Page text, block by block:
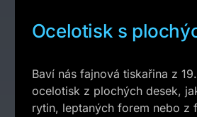
Ocelotisk s
Baví nás fajnová tiskařina z
ocelotisk z plochých desek,
rytin, leptaných forem nebo z